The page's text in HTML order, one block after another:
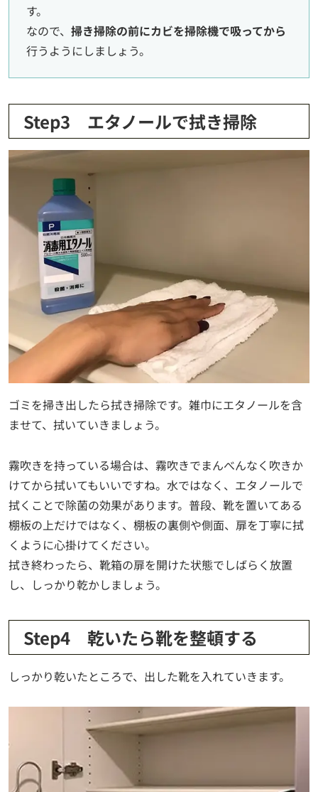
す。
なので、 掃き掃除の前にカビを掃除機で吸ってから
行うようにしましょう。
Step3 エタノールで拭き掃除
ゴミを掃き出したら拭き掃除です。雑巾にエタノールを含
ませて、拭いていきましょう。
霧吹きを持っている場合は、霧吹きでまんべんなく吹きか
けてから拭いてもいいですね。水ではなく、エタノールで
拭くことで除菌の効果があります。普段、靴を置いてある
棚板の上だけではなく、棚板の裏側や側面、扉を丁寧に拭
くように心掛けてください。
拭き終わったら、靴箱の扉を開けた状態でしばらく放置
し、しっかり乾かしましょう。
Step4 乾いたら靴を整頓する
しっかり乾いたところで、出した靴を入れていきます。